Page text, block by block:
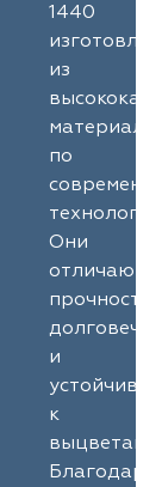
1440
из
по
Они
и
к
Благодаря